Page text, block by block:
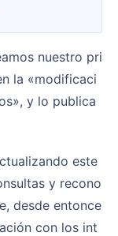
la «modificaci
y lo publica
y recono
desde entonce
con los int